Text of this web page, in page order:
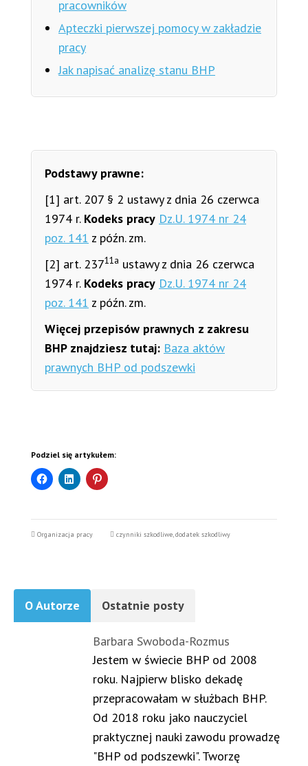
pracowników
Apteczki pierwszej pomocy w zakładzie
pracy
Jak napisać analizę stanu BHP
Podstawy prawne:
[1] art. 207 § 2 ustawy z dnia 26 czerwca
1974 r. Kodeks pracy Dz.U. 1974 nr 24
poz. 141 z późn. zm.
[2] art. 23711a ustawy z dnia 26 czerwca
1974 r. Kodeks pracy Dz.U. 1974 nr 24
poz. 141 z późn. zm.
Więcej przepisów prawnych z zakresu
BHP znajdziesz tutaj: Baza aktów
prawnych BHP od podszewki
Podziel się artykułem:
Organizacja pracy czynniki szkodliwe,dodatek szkodliwy
O Autorze Ostatnie posty
Barbara Swoboda-Rozmus
Jestem w świecie BHP od 2008
roku. Najpierw blisko dekadę
przepracowałam w służbach BHP.
Od 2018 roku jako nauczyciel
praktycznej nauki zawodu prowadzę
"BHP od podszewki". Tworzę